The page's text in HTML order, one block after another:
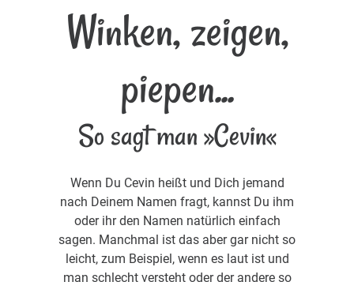
Winken, zeigen,
piepen...
So sagt man »Cevin«
Wenn Du Cevin heißt und Dich jemand
nach Deinem Namen fragt, kannst Du ihm
oder ihr den Namen natürlich einfach
sagen. Manchmal ist das aber gar nicht so
leicht, zum Beispiel, wenn es laut ist und
man schlecht versteht oder der andere so